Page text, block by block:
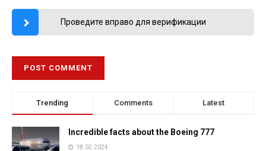
Проведите вправо для верификации
Trending Comments Latest
Incredible facts about the Boeing 777
18.02.2024